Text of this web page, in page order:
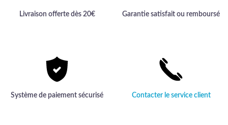
Livraison offerte dès 20€ Garantie satisfait ou remboursé
Système de paiement sécurisé Contacter le service client